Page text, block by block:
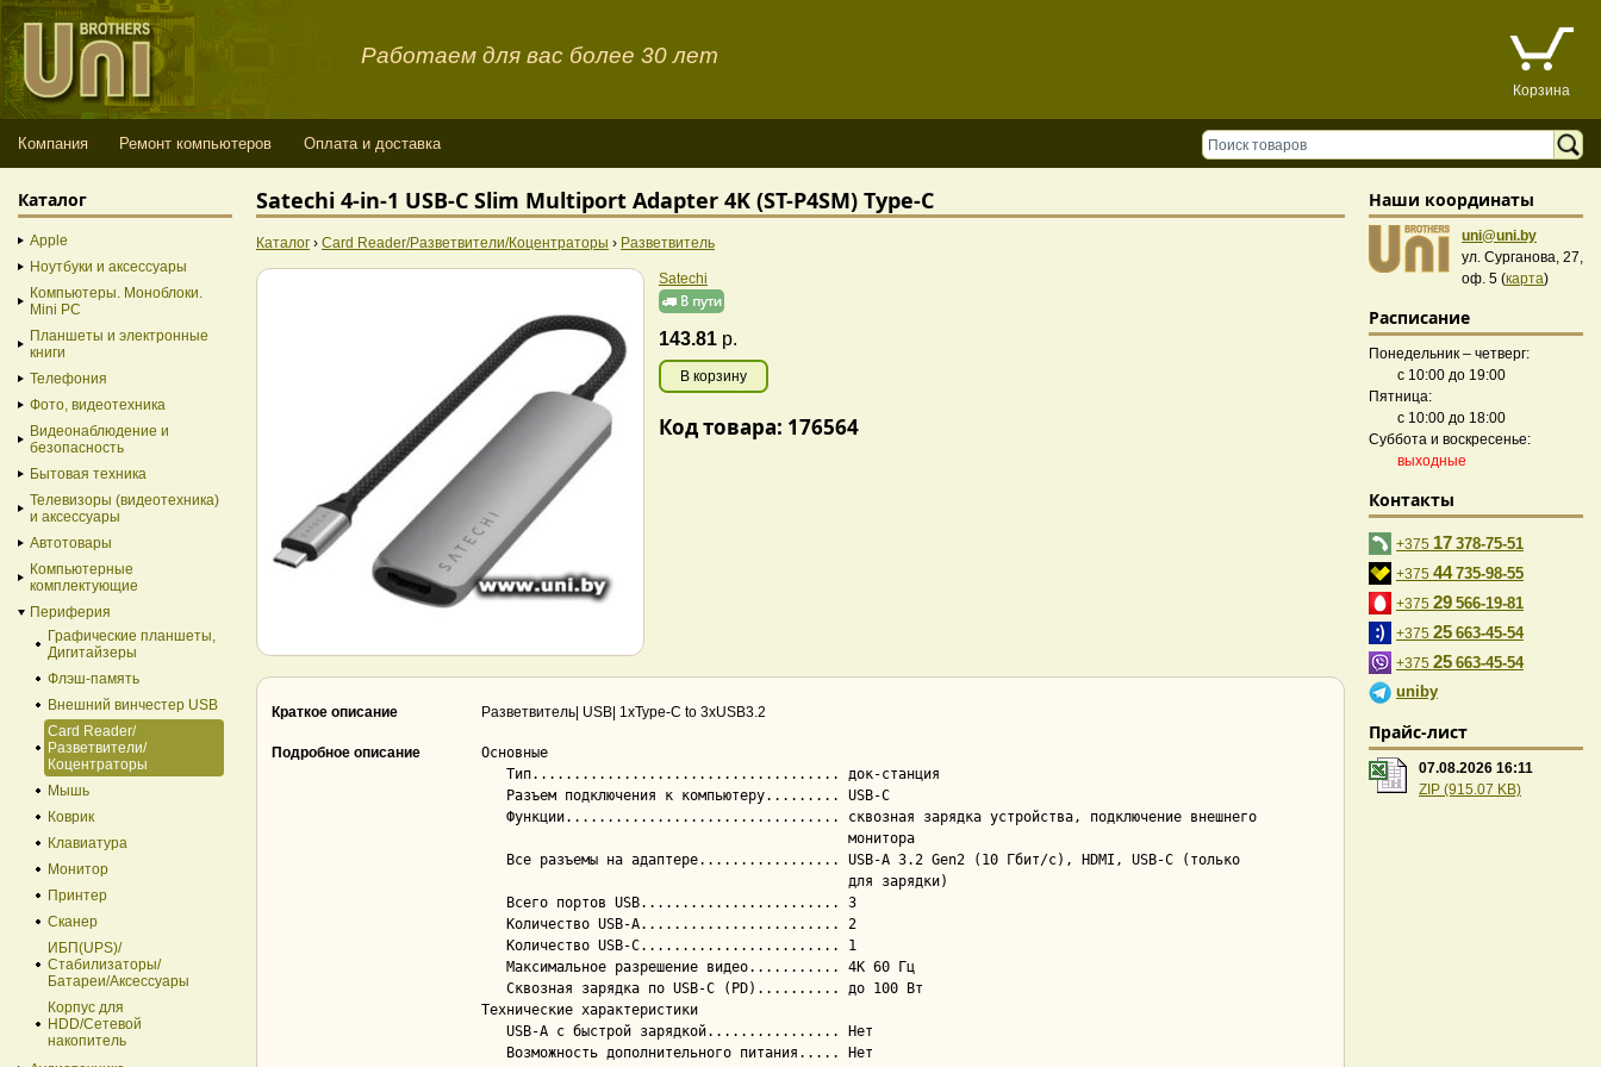
Работаем для вас более 30 лет
Корзина
Компания Ремонт компьютеров Оплата и доставка
Satechi 4-in-1 USB-C Slim Multiport Adapter 4K (ST-P4SM) Type-C
Каталог › Card Reader/Разветвители/Коцентраторы › Разветвитель
Satechi
143.81 р.
В корзину
Код товара: 176564
Краткое описание Разветвитель| USB| 1xType-С to 3xUSB3.2
Подробное описание
Основные
Технические характеристики
Каталог
Apple
Ноутбуки и аксессуары
Компьютеры. Моноблоки.
Mini PC
Планшеты и электронные
книги
Телефония
Фото, видеотехника
Видеонаблюдение и
безопасность
Бытовая техника
Телевизоры (видеотехника)
и аксессуары
Автотовары
Компьютерные
комплектующие
Периферия
Графические планшеты,
Дигитайзеры
Флэш-память
Внешний винчестер USB
Card Reader/
Разветвители/
Коцентраторы
Мышь
Коврик
Клавиатура
Монитор
Принтер
Сканер
ИБП(UPS)/
Стабилизаторы/
Батареи/Аксессуары
Корпус для
HDD/Cетевой
накопитель
Наши координаты
uni@uni.by
ул. Сурганова, 27,
оф. 5 (карта)
Расписание
Понедельник – четверг:
с 10:00 до 19:00
Пятница:
с 10:00 до 18:00
Суббота и воскресенье:
выходные
Контакты
+375 17 378-75-51
+375 44 735-98-55
+375 29 566-19-81
+375 25 663-45-54
+375 25 663-45-54
uniby
Прайс-лист
07.08.2026 16:11
ZIP (915.07 KB)